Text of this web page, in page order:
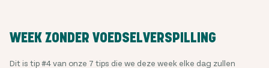
WEEK ZONDER VOEDSELVERSPILLING
Dit is tip #4 van onze 7 tips die we deze week elke dag zullen